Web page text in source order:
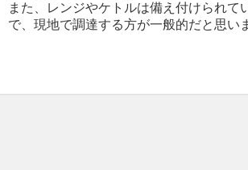
また、レンジやケトルは備え付けられ
で、現地で調達する方が一般的だと思い